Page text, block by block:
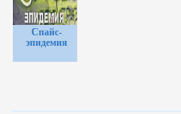
Спайс-
эпидемия